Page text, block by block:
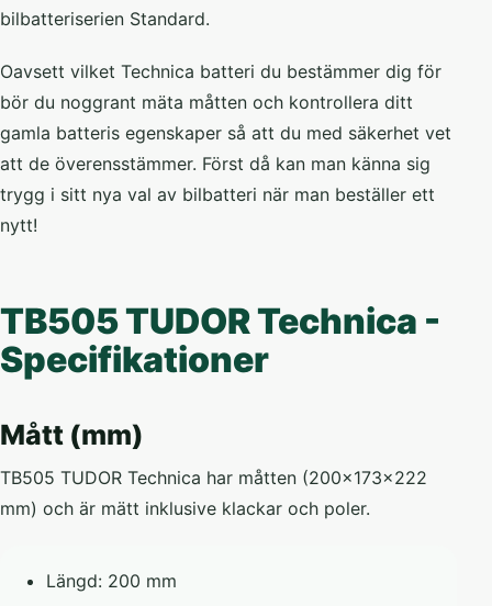
bilbatteriserien Standard.
Oavsett vilket Technica batteri du bestämmer dig för
bör du noggrant mäta måtten och kontrollera ditt
gamla batteris egenskaper så att du med säkerhet vet
att de överensstämmer. Först då kan man känna sig
trygg i sitt nya val av bilbatteri när man beställer ett
nytt!
TB505 TUDOR Technica -
Specifikationer
Mått (mm)
TB505 TUDOR Technica har måtten (200x173x222
mm) och är mätt inklusive klackar och poler.
Längd: 200 mm